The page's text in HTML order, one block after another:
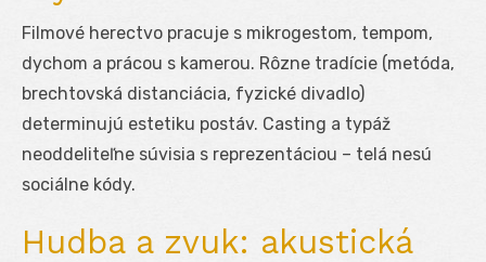
Filmové herectvo pracuje s mikrogestom, tempom,
dychom a prácou s kamerou. Rôzne tradície (metóda,
brechtovská distanciácia, fyzické divadlo)
determinujú estetiku postáv. Casting a typáž
neoddeliteľne súvisia s reprezentáciou – telá nesú
sociálne kódy.
Hudba a zvuk: akustická